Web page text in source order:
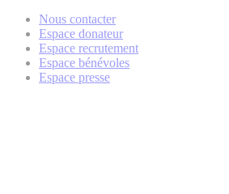
Nous contacter
Espace donateur
Espace recrutement
Espace bénévoles
Espace presse